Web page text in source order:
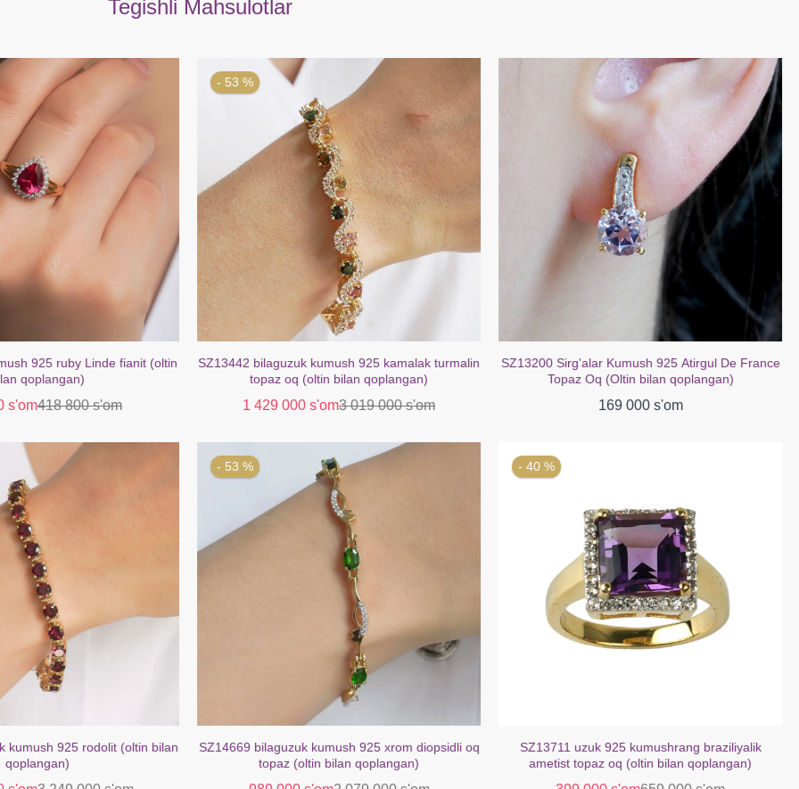
Tegishli Mahsulotlar
kumush 925 kamalak turmalin
(oltin bilan qoplangan)
s'om3 019 000 s'om
kumush 925 xrom diopsidli oq
bilan qoplangan)
SZ13200 Sirg'alar Kumush 925 Atirgul De France
Topaz Oq (Oltin bilan qoplangan)
169 000 s'om
- 40 %
SZ13711 uzuk 925 kumushrang braziliyalik
ametist topaz oq (oltin bilan qoplangan)
SZ16687 bilaguzuk kumush 925 Afrika ametist
fianit (oltin bilan qoplangan)
299 000 s'om 489 000 s'om
- 40 %
SZ16621 bilaguzuk kumush 925 Afrika ametist
fianit (oltin bilan qoplangan)